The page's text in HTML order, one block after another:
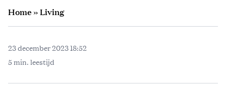
Home»Living
23 december 2023 18:52
5 min. leestijd